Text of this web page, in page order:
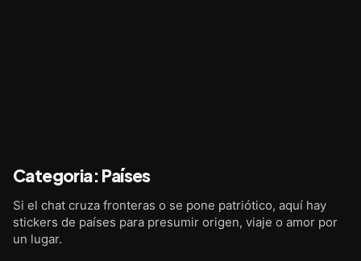
Categoria:Países
Si el chat cruza fronteras o se pone patriótico, aquí hay
stickers de países para presumir origen, viaje o amor por
un lugar.